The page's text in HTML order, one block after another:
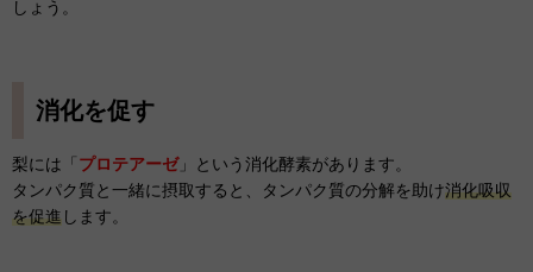
しょう。
消化を促す
梨には「 プロテアーゼ」という消化酵素があります。
タンパク質と一緒に摂取すると、タンパク質の分解を助け消化吸収
を促進します。